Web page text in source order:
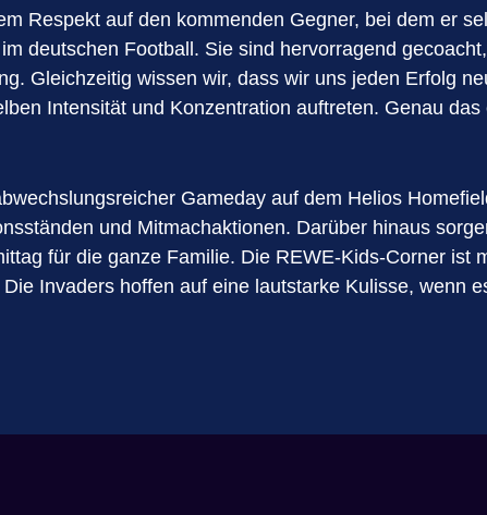
Respekt auf den kommenden Gegner, bei dem er
deutschen Football. Sie sind hervorragend
Gleichzeitig wissen wir, dass wir uns jeden Erfolg
Intensität und Konzentration auftreten. Genau
Gameday auf dem Helios
und Mitmachaktionen. Darüber hinaus
für die ganze Familie. Die REWE-Kids-Corner ist
Invaders hoffen auf eine lautstarke Kulisse, wenn